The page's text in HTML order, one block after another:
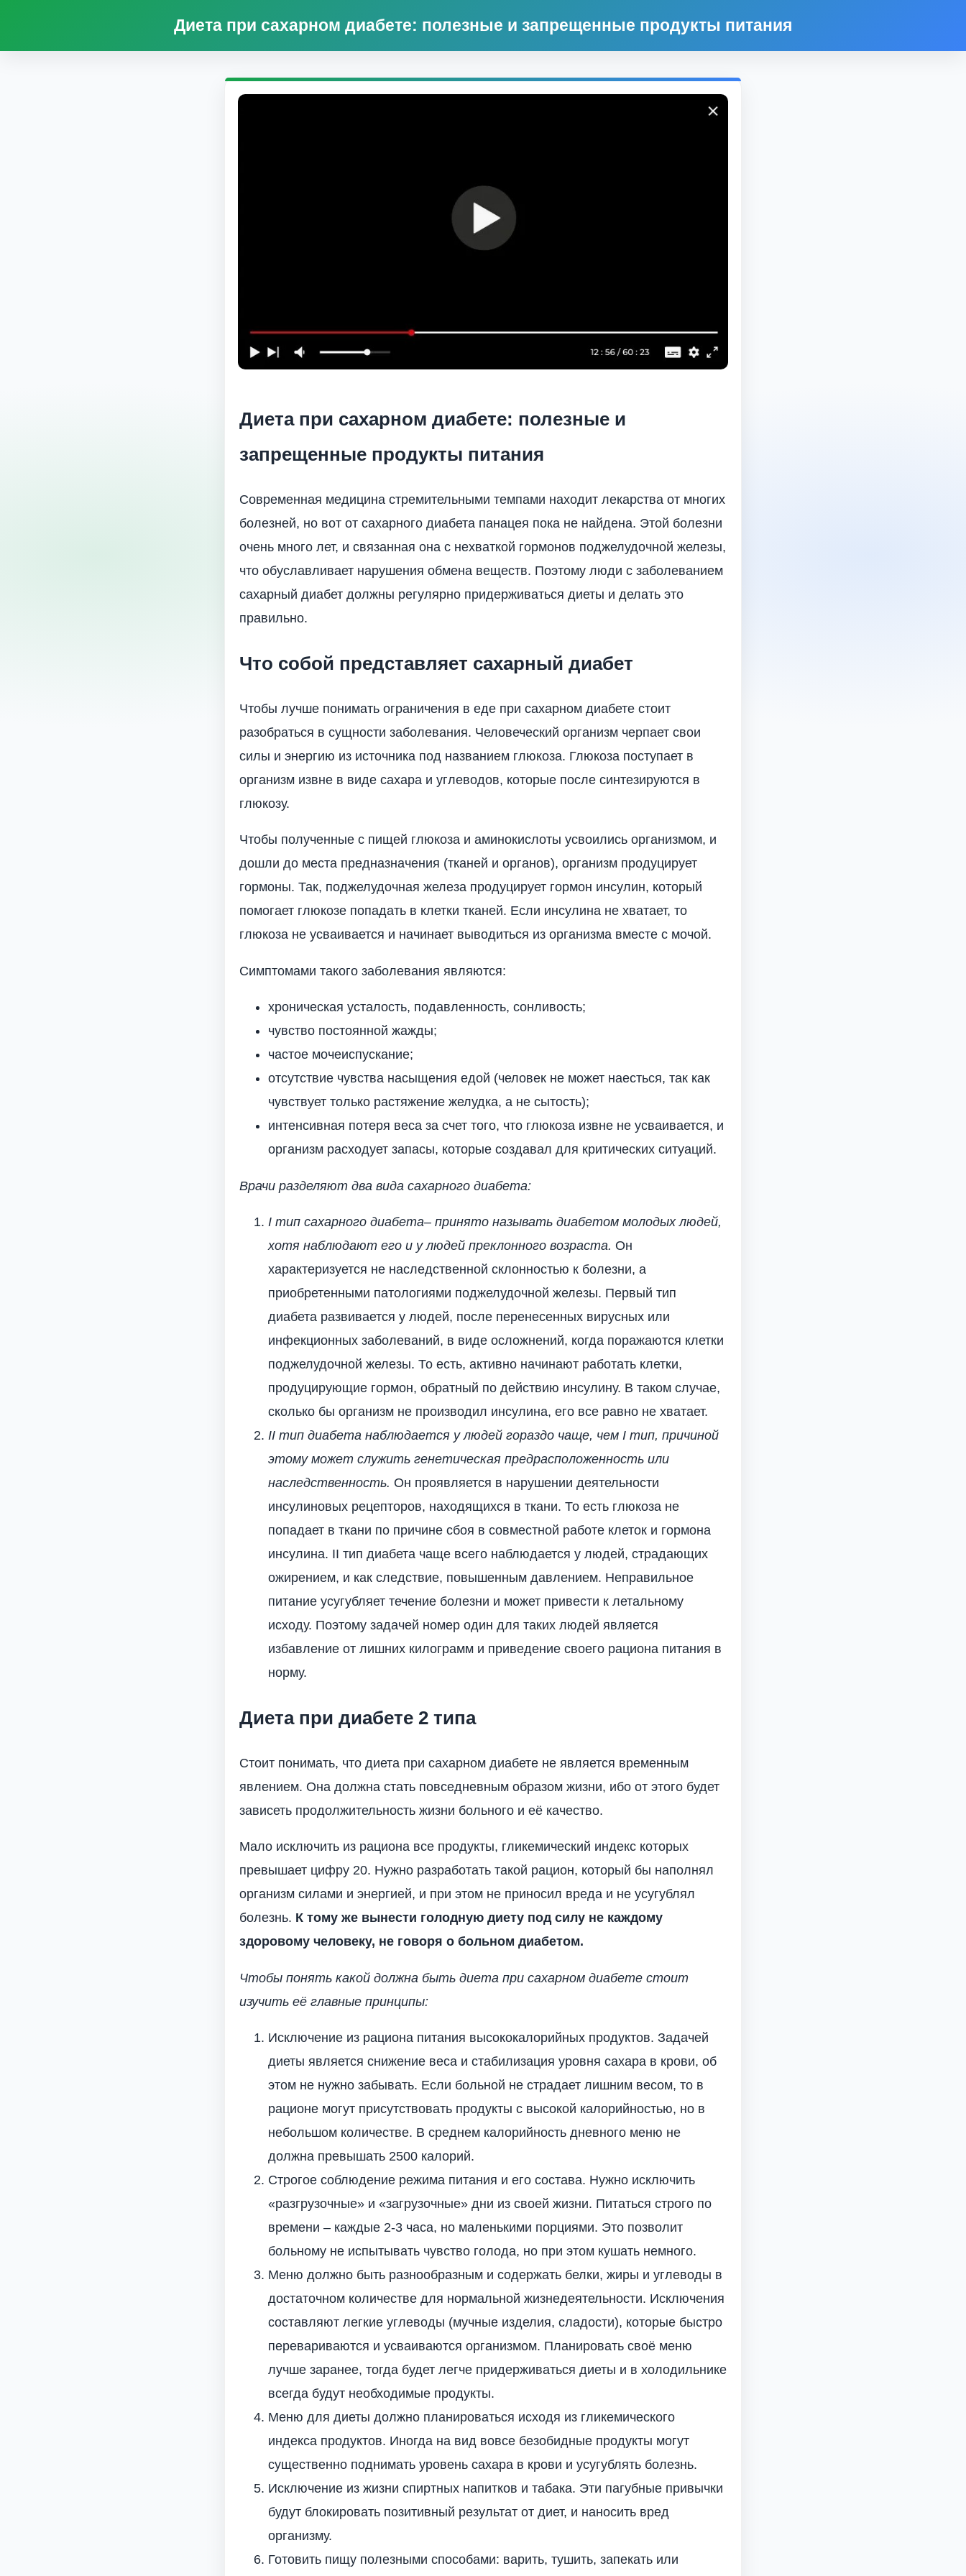
Диета при сахарном диабете: полезные и запрещенные продукты питания
Диета при сахарном диабете: полезные и
запрещенные продукты питания
Современная медицина стремительными темпами находит лекарства от многих
болезней, но вот от сахарного диабета панацея пока не найдена. Этой болезни
очень много лет, и связанная она с нехваткой гормонов поджелудочной железы,
что обуславливает нарушения обмена веществ. Поэтому люди с заболеванием
сахарный диабет должны регулярно придерживаться диеты и делать это
правильно.
Что собой представляет сахарный диабет
Чтобы лучше понимать ограничения в еде при сахарном диабете стоит
разобраться в сущности заболевания. Человеческий организм черпает свои
силы и энергию из источника под названием глюкоза. Глюкоза поступает в
организм извне в виде сахара и углеводов, которые после синтезируются в
глюкозу.
Чтобы полученные с пищей глюкоза и аминокислоты усвоились организмом, и
дошли до места предназначения (тканей и органов), организм продуцирует
гормоны. Так, поджелудочная железа продуцирует гормон инсулин, который
помогает глюкозе попадать в клетки тканей. Если инсулина не хватает, то
глюкоза не усваивается и начинает выводиться из организма вместе с мочой.
Симптомами такого заболевания являются:
хроническая усталость, подавленность, сонливость;
чувство постоянной жажды;
частое мочеиспускание;
отсутствие чувства насыщения едой (человек не может наесться, так как
чувствует только растяжение желудка, а не сытость);
интенсивная потеря веса за счет того, что глюкоза извне не усваивается, и
организм расходует запасы, которые создавал для критических ситуаций.
Врачи разделяют два вида сахарного диабета:
I тип сахарного диабета– принято называть диабетом молодых людей,
хотя наблюдают его и у людей преклонного возраста. Он
характеризуется не наследственной склонностью к болезни, а
приобретенными патологиями поджелудочной железы. Первый тип
диабета развивается у людей, после перенесенных вирусных или
инфекционных заболеваний, в виде осложнений, когда поражаются клетки
поджелудочной железы. То есть, активно начинают работать клетки,
продуцирующие гормон, обратный по действию инсулину. В таком случае,
сколько бы организм не производил инсулина, его все равно не хватает.
II тип диабета наблюдается у людей гораздо чаще, чем I тип, причиной
этому может служить генетическая предрасположенность или
наследственность. Он проявляется в нарушении деятельности
инсулиновых рецепторов, находящихся в ткани. То есть глюкоза не
попадает в ткани по причине сбоя в совместной работе клеток и гормона
инсулина. II тип диабета чаще всего наблюдается у людей, страдающих
ожирением, и как следствие, повышенным давлением. Неправильное
питание усугубляет течение болезни и может привести к летальному
исходу. Поэтому задачей номер один для таких людей является
избавление от лишних килограмм и приведение своего рациона питания в
норму.
Диета при диабете 2 типа
Стоит понимать, что диета при сахарном диабете не является временным
явлением. Она должна стать повседневным образом жизни, ибо от этого будет
зависеть продолжительность жизни больного и её качество.
Мало исключить из рациона все продукты, гликемический индекс которых
превышает цифру 20. Нужно разработать такой рацион, который бы наполнял
организм силами и энергией, и при этом не приносил вреда и не усугублял
болезнь. К тому же вынести голодную диету под силу не каждому
здоровому человеку, не говоря о больном диабетом.
Чтобы понять какой должна быть диета при сахарном диабете стоит
изучить её главные принципы:
Исключение из рациона питания высококалорийных продуктов. Задачей
диеты является снижение веса и стабилизация уровня сахара в крови, об
этом не нужно забывать. Если больной не страдает лишним весом, то в
рационе могут присутствовать продукты с высокой калорийностью, но в
небольшом количестве. В среднем калорийность дневного меню не
должна превышать 2500 калорий.
Строгое соблюдение режима питания и его состава. Нужно исключить
«разгрузочные» и «загрузочные» дни из своей жизни. Питаться строго по
времени – каждые 2-3 часа, но маленькими порциями. Это позволит
больному не испытывать чувство голода, но при этом кушать немного.
Меню должно быть разнообразным и содержать белки, жиры и углеводы в
достаточном количестве для нормальной жизнедеятельности. Исключения
составляют легкие углеводы (мучные изделия, сладости), которые быстро
перевариваются и усваиваются организмом. Планировать своё меню
лучше заранее, тогда будет легче придерживаться диеты и в холодильнике
всегда будут необходимые продукты.
Меню для диеты должно планироваться исходя из гликемического
индекса продуктов. Иногда на вид вовсе безобидные продукты могут
существенно поднимать уровень сахара в крови и усугублять болезнь.
Исключение из жизни спиртных напитков и табака. Эти пагубные привычки
будут блокировать позитивный результат от диет, и наносить вред
организму.
Готовить пищу полезными способами: варить, тушить, запекать или